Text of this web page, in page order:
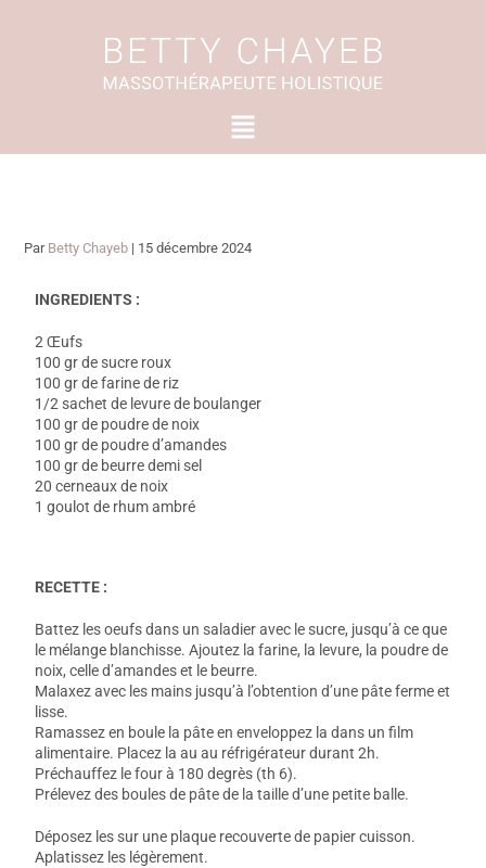
Menu
Par Betty Chayeb | 15 décembre 2024
INGREDIENTS :
2 Œufs
100 gr de sucre roux
100 gr de farine de riz
1/2 sachet de levure de boulanger
100 gr de poudre de noix
100 gr de poudre d’amandes
100 gr de beurre demi sel
20 cerneaux de noix
1 goulot de rhum ambré
RECETTE :
Battez les oeufs dans un saladier avec le sucre, jusqu’à ce que
le mélange blanchisse. Ajoutez la farine, la levure, la poudre de
noix, celle d’amandes et le beurre.
Malaxez avec les mains jusqu’à l’obtention d’une pâte ferme et
lisse.
Ramassez en boule la pâte en enveloppez la dans un film
alimentaire. Placez la au au réfrigérateur durant 2h.
Préchauffez le four à 180 degrès (th 6).
Prélevez des boules de pâte de la taille d’une petite balle.
Déposez les sur une plaque recouverte de papier cuisson.
Aplatissez les légèrement.